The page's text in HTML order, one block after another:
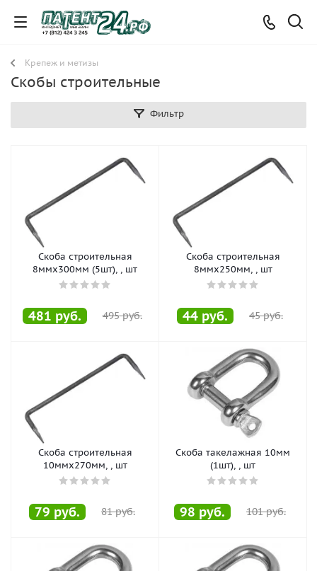
Крепеж и метизы
Скобы строительные
Фильтр
Скоба строительная
8ммх300мм (5шт), , шт
481 руб. 495руб.
Скоба строительная
8ммх250мм, , шт
44 руб. 45руб.
Скоба строительная
10ммх270мм, , шт
79 руб. 81руб.
Скоба такелажная 10мм
(1шт), , шт
98 руб. 101руб.